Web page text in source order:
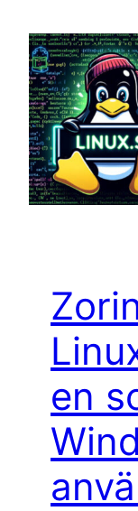
innehåll
en